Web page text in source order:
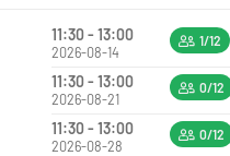
11:30 - 13:00
2026-08-14
1/12
11:30 - 13:00
2026-08-21
0/12
11:30 - 13:00
2026-08-28
0/12